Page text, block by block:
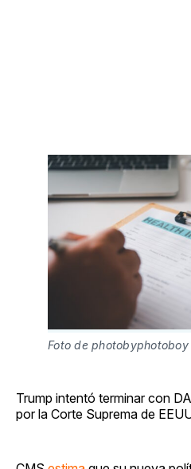
Foto de
Trump intentó terminar con
por la Corte Suprema de